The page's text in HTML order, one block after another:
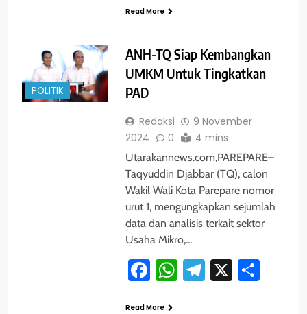
Read More
POLITIK
ANH-TQ Siap Kembangkan
UMKM Untuk Tingkatkan
PAD
Redaksi
9 November
2024
0 4 mins
Utarakannews.com,PAREPARE–
Taqyuddin Djabbar (TQ), calon
Wakil Wali Kota Parepare nomor
urut 1, mengungkapkan sejumlah
data dan analisis terkait sektor
Usaha Mikro,…
Facebook
WhatsApp
Telegram
X
Read More